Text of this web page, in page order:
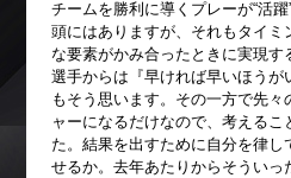
チームを勝利に導くプレーが“活
頭にはありますが、それもタイミ
な要素がかみ合ったときに実現す
選手からは『早ければ早いほうが
もそう思います。その一方で先
ャーになるだけなので、考えるこ
た。結果を出すために自分を律し
せるか。去年あたりからそういっ